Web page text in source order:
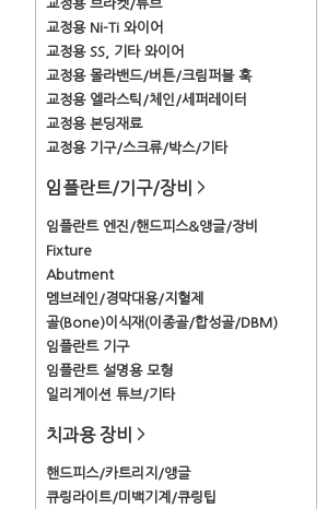
교정용 브라켓/튜브
교정용 Ni-Ti 와이어
교정용 SS, 기타 와이어
교정용 몰라밴드/버튼/크림퍼블 훅
교정용 엘라스틱/체인/세퍼레이터
교정용 본딩재료
교정용 기구/스크류/박스/기타
임플란트/기구/장비 >
임플란트 엔진/핸드피스&앵글/장비
Fixture
Abutment
멤브레인/경막대용/지혈제
골(Bone)이식재(이종골/합성골/DBM)
임플란트 기구
임플란트 설명용 모형
일리게이션 튜브/기타
치과용 장비 >
핸드피스/카트리지/앵글
큐링라이트/미백기계/큐링팁